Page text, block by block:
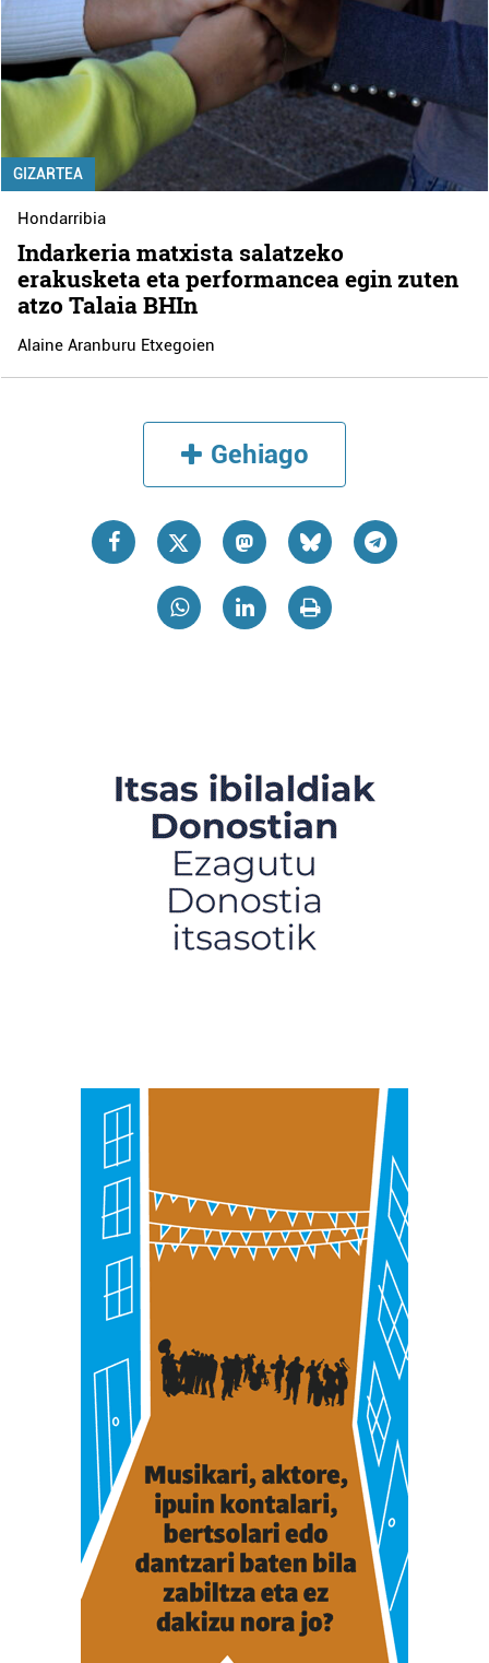
GIZARTEA
Hondarribia
Indarkeria matxista salatzeko
erakusketa eta performancea egin zuten
atzo Talaia BHIn
Alaine Aranburu Etxegoien
Gehiago